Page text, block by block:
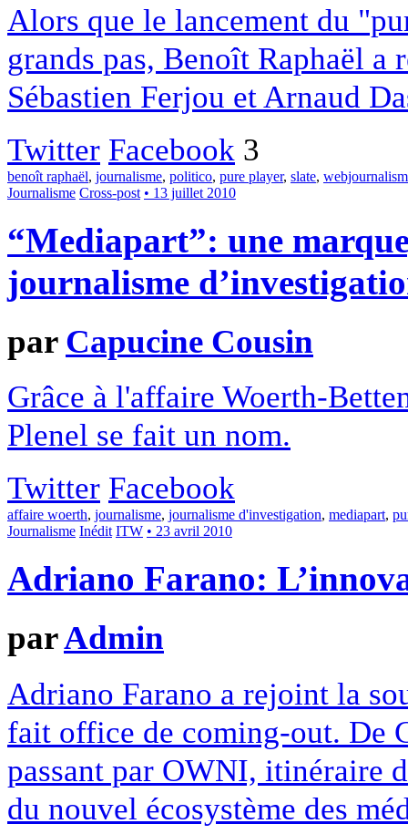
Alors que le lancement du
grands pas, Benoît Raphaël a
Sébastien Ferjou et Arnaud
Twitter Facebook 3
benoît raphaël, journalisme, politico, pure player, slate,
Journalisme Cross-post • 13 juillet 2010
“Mediapart”: une
journalisme
par Capucine Cousin
Grâce à l'affaire Woerth-
Plenel se fait un nom.
Twitter Facebook
affaire woerth, journalisme, journalisme d'investigation, mediapart,
Journalisme Inédit ITW • 23 avril 2010
Adriano Farano:
parAdmin
Adriano Farano a rejoint la
fait office de coming-out. De
passant par OWNI, itinéraire
du nouvel écosystème des